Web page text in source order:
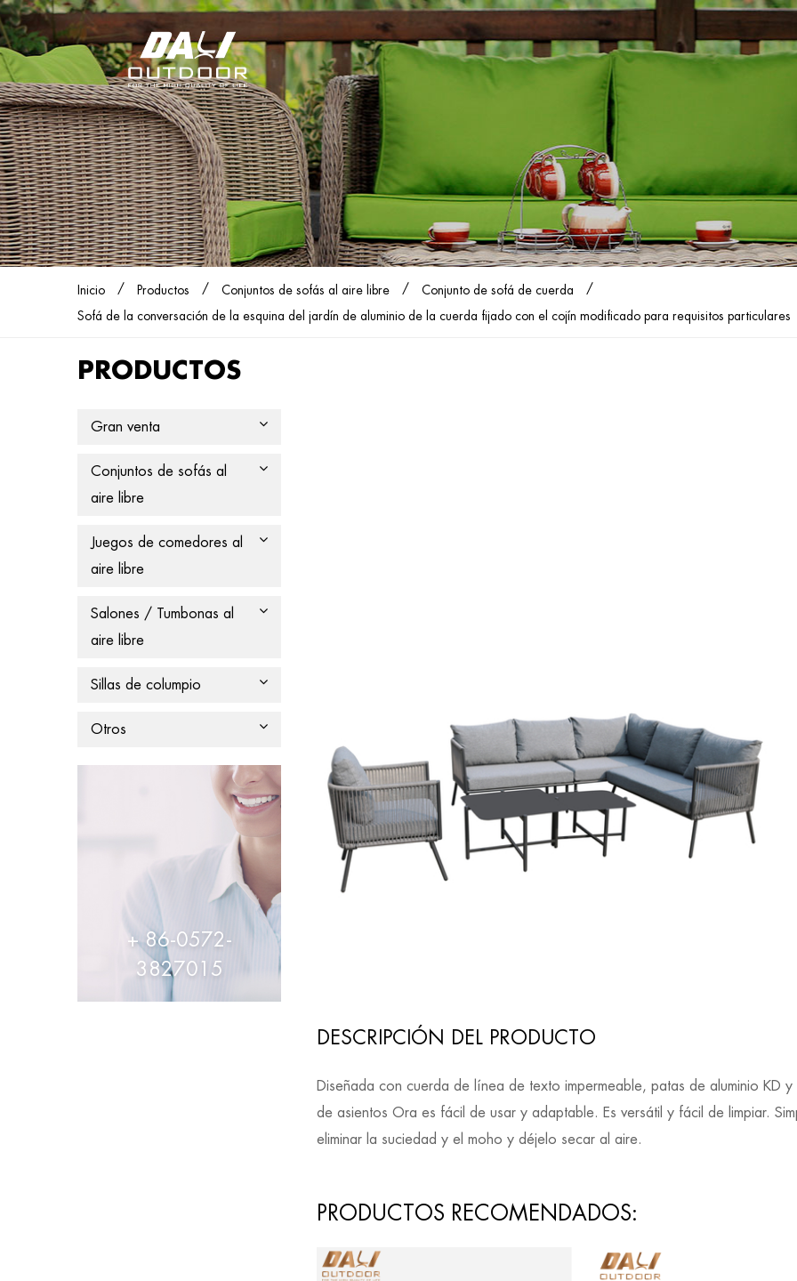
Inicio / Productos / Conjuntos de sofás al aire libre / Conjunto de sofá de cuerda
/
Sofá de la conversación de la esquina del jardín de aluminio de la cuerda fijado con el cojín modificado para requisitos particulares
PRODUCTOS
Gran venta
Conjuntos de sofás al
aire libre
Juegos de comedores al
aire libre
Salones / Tumbonas al
aire libre
Sillas de columpio
Otros
+ 86-0572-
3827015
DESCRIPCIÓN DEL PRODUCTO
Diseñada con cuerda de línea de texto impermeable, patas de aluminio KD
de asientos Ora es fácil de usar y adaptable. Es versátil y fácil de limpiar.
eliminar la suciedad y el moho y déjelo secar al aire.
PRODUCTOS RECOMENDADOS: